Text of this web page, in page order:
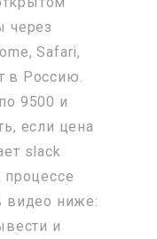
через
Safari,
в Россию.
9500 и
если цена
slack
видео ниже:
и